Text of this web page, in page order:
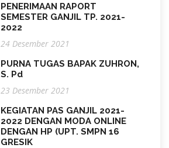
PENERIMAAN RAPORT
SEMESTER GANJIL TP. 2021-
2022
24 Desember 2021
PURNA TUGAS BAPAK ZUHRON,
S. Pd
23 Desember 2021
KEGIATAN PAS GANJIL 2021-
2022 DENGAN MODA ONLINE
DENGAN HP (UPT. SMPN 16
GRESIK